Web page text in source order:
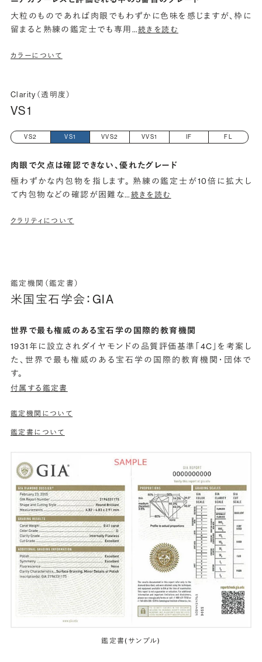
大粒のものであれば肉眼でもわずかに色味を感じますが、枠に
留まると熟練の鑑定士でも専用…続きを読む
カラーについて
Clarity（透明度）
VS1
VS2 VS1 VVS2 VVS1 IF FL
肉眼で欠点は確認できない、優れたグレード
極わずかな内包物を指します。 熟練の鑑定士が10倍に拡大し
て内包物などの確認が困難な…続きを読む
クラリティについて
鑑定機関（鑑定書）
米国宝石学会：GIA
世界で最も権威のある宝石学の国際的教育機関
1931年に設立されダイヤモンドの品質評価基準「4C」を考案し
た、世界で最も権威のある宝石学の国際的教育機関・団体で
す。
付属する鑑定書
鑑定機関について
鑑定書について
鑑定書(サンプル)